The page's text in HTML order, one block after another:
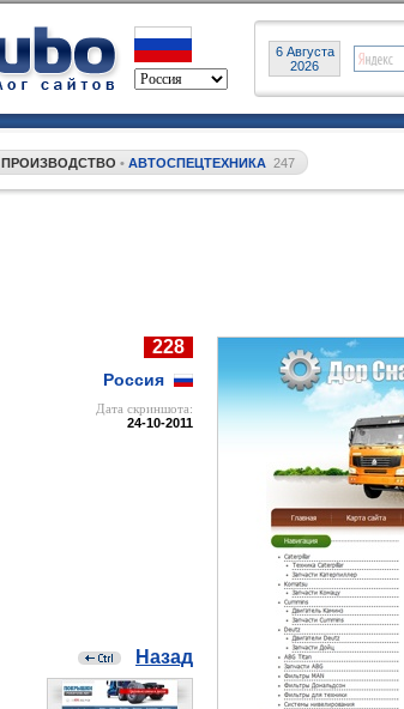
6 Августа
2026
ПРОИЗВОДСТВО • АВТОСПЕЦТЕХНИКА 247
228
Россия
Дата cкриншота:
24-10-2011
Назад